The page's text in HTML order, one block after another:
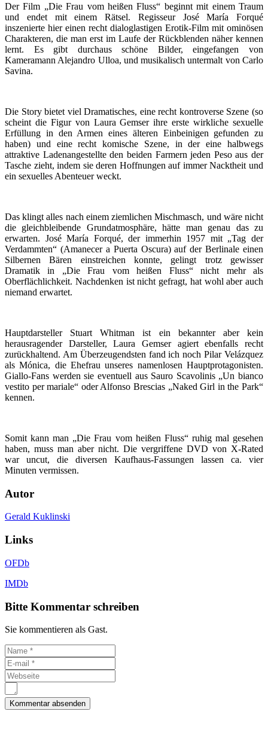
Der Film „Die Frau vom heißen Fluss“ beginnt mit einem Traum
und endet mit einem Rätsel. Regisseur José María Forqué
inszenierte hier einen recht dialoglastigen Erotik-Film mit ominösen
Charakteren, die man erst im Laufe der Rückblenden näher kennen
lernt. Es gibt durchaus schöne Bilder, eingefangen von
Kameramann Alejandro Ulloa, und musikalisch untermalt von Carlo
Savina.
Die Story bietet viel Dramatisches, eine recht kontroverse Szene (so
scheint die Figur von Laura Gemser ihre erste wirkliche sexuelle
Erfüllung in den Armen eines älteren Einbeinigen gefunden zu
haben) und eine recht komische Szene, in der eine halbwegs
attraktive Ladenangestellte den beiden Farmern jeden Peso aus der
Tasche zieht, indem sie deren Hoffnungen auf immer Nacktheit und
ein sexuelles Abenteuer weckt.
Das klingt alles nach einem ziemlichen Mischmasch, und wäre nicht
die gleichbleibende Grundatmosphäre, hätte man genau das zu
erwarten. José María Forqué, der immerhin 1957 mit „Tag der
Verdammten“ (Amanecer a Puerta Oscura) auf der Berlinale einen
Silbernen Bären einstreichen konnte, gelingt trotz gewisser
Dramatik in „Die Frau vom heißen Fluss“ nicht mehr als
Oberflächlichkeit. Nachdenken ist nicht gefragt, hat wohl aber auch
niemand erwartet.
Hauptdarsteller Stuart Whitman ist ein bekannter aber kein
herausragender Darsteller, Laura Gemser agiert ebenfalls recht
zurückhaltend. Am Überzeugendsten fand ich noch Pilar Velázquez
als Mónica, die Ehefrau unseres namenlosen Hauptprotagonisten.
Giallo-Fans werden sie eventuell aus Sauro Scavolinis „Un bianco
vestito per mariale“ oder Alfonso Brescias „Naked Girl in the Park“
kennen.
Somit kann man „Die Frau vom heißen Fluss“ ruhig mal gesehen
haben, muss man aber nicht. Die vergriffene DVD von X-Rated
war uncut, die diversen Kaufhaus-Fassungen lassen ca. vier
Minuten vermissen.
Autor
Gerald Kuklinski
Links
OFDb
IMDb
Bitte Kommentar schreiben
Sie kommentieren als Gast.